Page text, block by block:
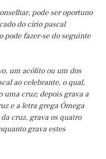
pode ser oportuno
do círio pascal
pode fazer-se do seguinte
um acólito ou um dos
ao celebrante, o qual,
uma cruz; depois grava a
e a letra grega Ómega
cruz, grava os quatro
grava estes